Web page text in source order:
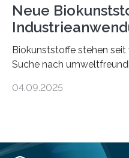
Neue
Biokunststoffe stehen
Suche nach
an fossilen Rohstoffen
lassen. Genau daran
04.09.2025